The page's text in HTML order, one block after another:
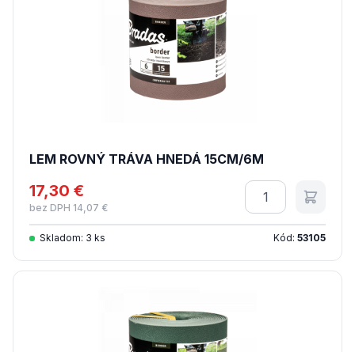
LEM ROVNÝ TRÁVA HNEDÁ 15CM/6M
17,30 €
bez DPH 14,07 €
Množstvo
Skladom: 3 ks Kód: 53105